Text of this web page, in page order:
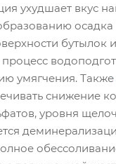
ухудшает вкус
осадка
бутылок
процесс
умягчения. Также
снижение
уровня